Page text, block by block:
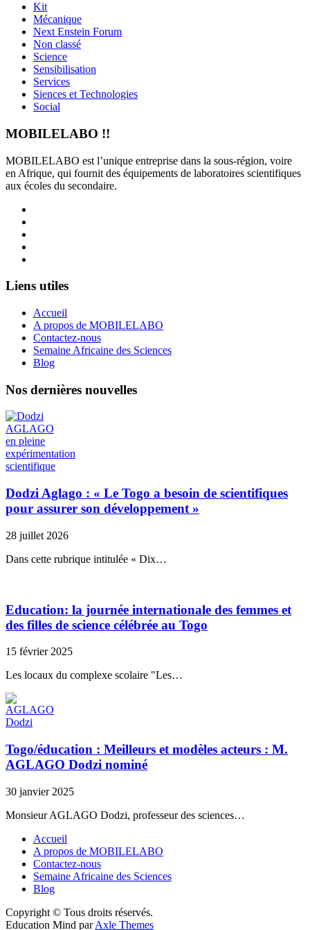
Kit
Mécanique
Next Enstein Forum
Non classé
Science
Sensibilisation
Services
Siences et Technologies
Social
MOBILELABO !!
MOBILELABO est l’unique entreprise dans la sous-région, voire
en Afrique, qui fournit des équipements de laboratoires scientifiques
aux écoles du secondaire.
Liens utiles
Accueil
A propos de MOBILELABO
Contactez-nous
Semaine Africaine des Sciences
Blog
Nos dernières nouvelles
Dodzi Aglago : « Le Togo a besoin de scientifiques
pour assurer son développement »
28 juillet 2026
Dans cette rubrique intitulée « Dix…
Education: la journée internationale des femmes et
des filles de science célébrée au Togo
15 février 2025
Les locaux du complexe scolaire "Les…
Togo/éducation : Meilleurs et modèles acteurs : M.
AGLAGO Dodzi nominé
30 janvier 2025
Monsieur AGLAGO Dodzi, professeur des sciences…
Accueil
A propos de MOBILELABO
Contactez-nous
Semaine Africaine des Sciences
Blog
Copyright © Tous droits réservés.
Education Mind parAxle Themes